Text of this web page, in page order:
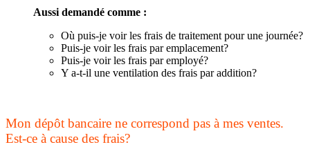
Aussi demandé comme :
Où puis-je voir les frais de traitement pour une journée?
Puis-je voir les frais par emplacement?
Puis-je voir les frais par employé?
Y a-t-il une ventilation des frais par addition?
Mon dépôt bancaire ne correspond pas à mes ventes.
Est-ce à cause des frais?